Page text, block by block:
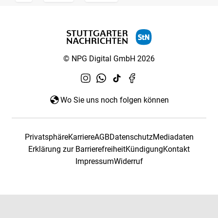
© NPG Digital GmbH 2026
Wo Sie uns noch folgen können
PrivatsphäreKarriereAGBDatenschutzMediadaten
Erklärung zur BarrierefreiheitKündigungKontakt
ImpressumWiderruf